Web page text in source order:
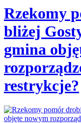
Rzekomy
bliżej
gmina
restrykcje?